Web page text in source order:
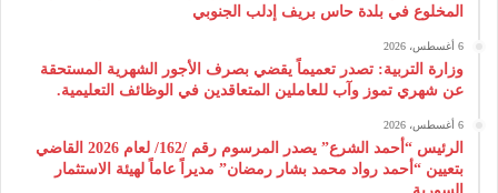
المخلوع في بلدة حاس بريف إدلب الجنوبي
6 أغسطس، 2026
وزارة التربية: تصدر تعميماً يقضي بصرف الأجور الشهرية المستحقة
عن شهري تموز وآب للعاملين المتعاقدين في الوظائف التعليمية.
6 أغسطس، 2026
الرئيس “أحمد الشرع” يصدر المرسوم رقم /162/ لعام 2026 ‌القاضي
بتعيين “أحمد رواد محمد بشار رمضان” مديراً عاماً لهيئة ‌الاستثمار